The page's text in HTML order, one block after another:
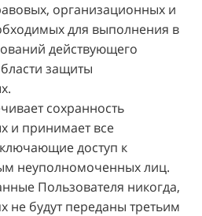
организационных и
для выполнения в
действующего
защиты
сохранность
и принимает все
доступ к
неуполномоченных лиц.
Пользователя никогда,
не будут переданы третьим